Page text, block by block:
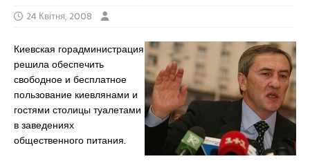
24 Квітня, 2008
Киевская горадминистрация
решила обеспечить
свободное и бесплатное
пользование киевлянами и
гостями столицы туалетами
в заведениях
общественного питания.